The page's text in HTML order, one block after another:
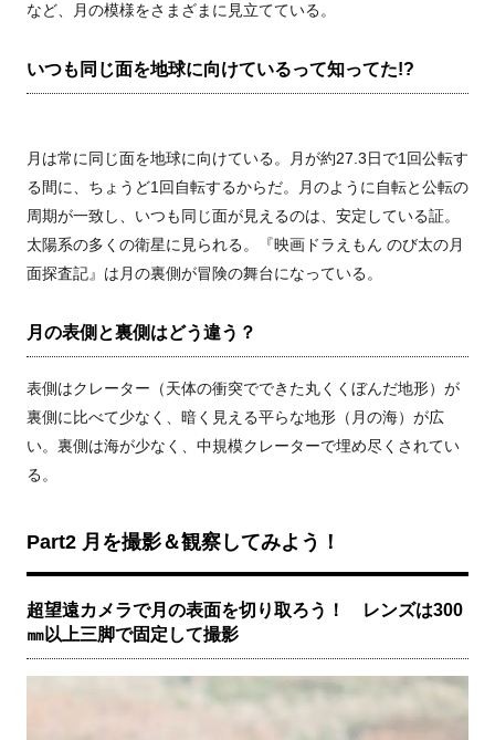
など、月の模様をさまざまに見立てている。
いつも同じ面を地球に向けているって知ってた!?
月は常に同じ面を地球に向けている。月が約27.3日で1回公転す
る間に、ちょうど1回自転するからだ。月のように自転と公転の
周期が一致し、いつも同じ面が見えるのは、安定している証。
太陽系の多くの衛星に見られる。『映画ドラえもん のび太の月
面探査記』は月の裏側が冒険の舞台になっている。
月の表側と裏側はどう違う？
表側はクレーター（天体の衝突でできた丸くくぼんだ地形）が
裏側に比べて少なく、暗く見える平らな地形（月の海）が広
い。裏側は海が少なく、中規模クレーターで埋め尽くされてい
る。
Part2 月を撮影＆観察してみよう！
超望遠カメラで月の表面を切り取ろう！ レンズは300
㎜以上三脚で固定して撮影